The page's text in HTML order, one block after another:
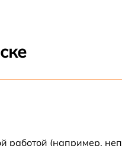
работой (например,